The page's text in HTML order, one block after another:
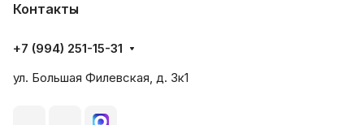
Контакты
+7 (994) 251-15-31
ул. Большая Филевская, д. 3к1